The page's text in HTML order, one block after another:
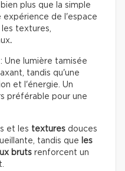
plus que la simple
expérience de l'espace
les textures,
.
: Une lumière tamisée
tandis qu'une
et l'énergie. Un
préférable pour une
et les textures douces
tandis que
les
bruts renforcent un